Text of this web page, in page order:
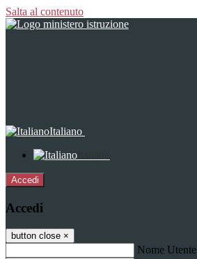
Salta al contenuto
Italiano
Accedi
Accedi
button close ×
Nome Utente